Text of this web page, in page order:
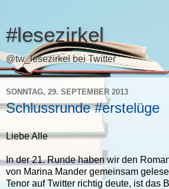
#lesezirkel
@tw_lesezirkel bei Twitter
SONNTAG, 29. SEPTEMBER 2013
Schlussrunde #erstelüge
Liebe Alle
In der 21. Runde haben wir den
von Marina Mander gemeinsam
Tenor auf Twitter richtig deute, ist das